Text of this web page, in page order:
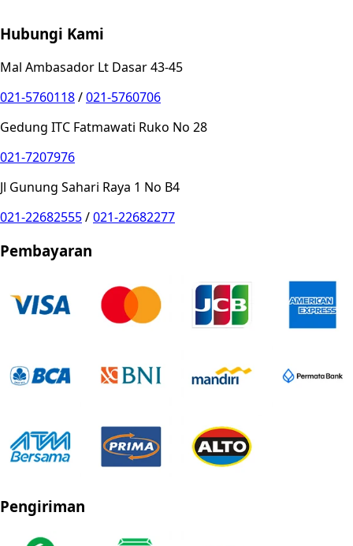
Hubungi Kami
Mal Ambasador Lt Dasar 43-45
021-5760118/021-5760706
Gedung ITC Fatmawati Ruko No 28
021-7207976
Jl Gunung Sahari Raya 1 No B4
021-22682555/021-22682277
Pembayaran
Pengiriman